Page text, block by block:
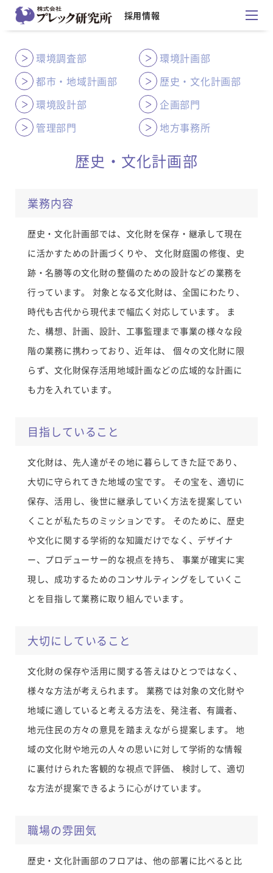
採用情報
環境調査部
環境計画部
都市・地域計画部
歴史・文化計画部
環境設計部
企画部門
管理部門
地方事務所
歴史・文化計画部
業務内容
歴史・文化計画部では、文化財を保存・継承して現在
に活かすための計画づくりや、 文化財庭園の修復、史
跡・名勝等の文化財の整備のための設計などの業務を
行っています。 対象となる文化財は、全国にわたり、
時代も古代から現代まで幅広く対応しています。 ま
た、構想、計画、設計、工事監理まで事業の様々な段
階の業務に携わっており、近年は、 個々の文化財に限
らず、文化財保存活用地域計画などの広域的な計画に
も力を入れています。
目指していること
文化財は、先人達がその地に暮らしてきた証であり、
大切に守られてきた地域の宝です。 その宝を、適切に
保存、活用し、後世に継承していく方法を提案してい
くことが私たちのミッションです。 そのために、歴史
や文化に関する学術的な知識だけでなく、デザイナ
ー、プロデューサー的な視点を持ち、 事業が確実に実
現し、成功するためのコンサルティングをしていくこ
とを目指して業務に取り組んでいます。
大切にしていること
文化財の保存や活用に関する答えはひとつではなく、
様々な方法が考えられます。 業務では対象の文化財や
地域に適していると考える方法を、発注者、有識者、
地元住民の方々の意見を踏まえながら提案します。 地
域の文化財や地元の人々の思いに対して学術的な情報
に裏付けられた客観的な視点で評価、 検討して、適切
な方法が提案できるように心がけています。
職場の雰囲気
歴史・文化計画部のフロアは、他の部署に比べると比